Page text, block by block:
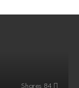
84
Shares